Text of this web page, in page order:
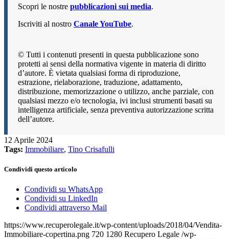
Scopri le nostre pubblicazioni sui media.
Iscriviti al nostro Canale YouTube.
© Tutti i contenuti presenti in questa pubblicazione sono
protetti ai sensi della normativa vigente in materia di diritto
d’autore. È vietata qualsiasi forma di riproduzione,
estrazione, rielaborazione, traduzione, adattamento,
distribuzione, memorizzazione o utilizzo, anche parziale, con
qualsiasi mezzo e/o tecnologia, ivi inclusi strumenti basati su
intelligenza artificiale, senza preventiva autorizzazione scritta
dell’autore.
12 Aprile 2024
Tags: Immobiliare, Tino Crisafulli
Condividi questo articolo
Condividi su WhatsApp
Condividi su LinkedIn
Condividi attraverso Mail
https://www.recuperolegale.it/wp-content/uploads/2018/04/Vendita-
Immobiliare-copertina.png 720 1280 Recupero Legale /wp-